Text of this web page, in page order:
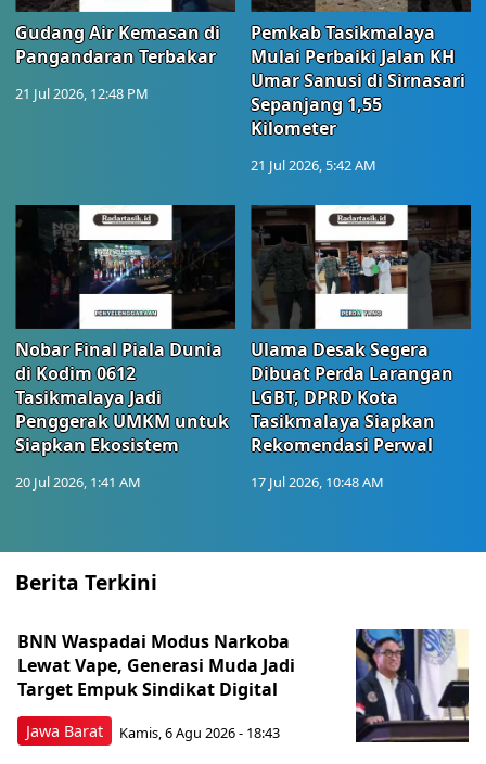
Gudang Air Kemasan di
Pangandaran Terbakar
21 Jul 2026, 12:48 PM
Pemkab Tasikmalaya
Mulai Perbaiki Jalan KH
Umar Sanusi di Sirnasari
Sepanjang 1,55
Kilometer
21 Jul 2026, 5:42 AM
Nobar Final Piala Dunia
di Kodim 0612
Tasikmalaya Jadi
Penggerak UMKM untuk
Siapkan Ekosistem
20 Jul 2026, 1:41 AM
Ulama Desak Segera
Dibuat Perda Larangan
LGBT, DPRD Kota
Tasikmalaya Siapkan
Rekomendasi Perwal
17 Jul 2026, 10:48 AM
Berita Terkini
Jawa Barat
BNN Waspadai Modus Narkoba
Lewat Vape, Generasi Muda Jadi
Target Empuk Sindikat Digital
Kamis, 6 Agu 2026 - 18:43